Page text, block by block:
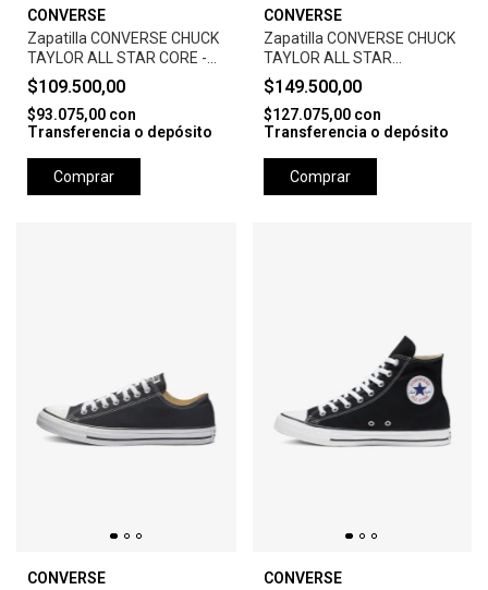
CONVERSE
Zapatilla CONVERSE CHUCK
TAYLOR ALL STAR CORE -
WHITE
$109.500,00
$93.075,00 con
Transferencia o depósito
Comprar
CONVERSE
Zapatilla CONVERSE CHUCK
TAYLOR ALL STAR
LEATHER-BLACK
$149.500,00
$127.075,00 con
Transferencia o depósito
Comprar
CONVERSE
CONVERSE